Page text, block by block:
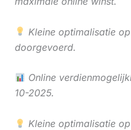
Kleine optimalisatie
doorgevoerd.
Online
10-2025.
Kleine optimalisatie